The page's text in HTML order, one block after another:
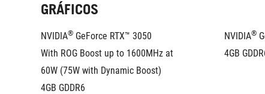
GRÁFICOS
NVIDIA® GeForce RTX™ 3050
With ROG Boost up to 1600MHz at
60W (75W with Dynamic Boost)
4GB GDDR6
NVIDIA®
4GB